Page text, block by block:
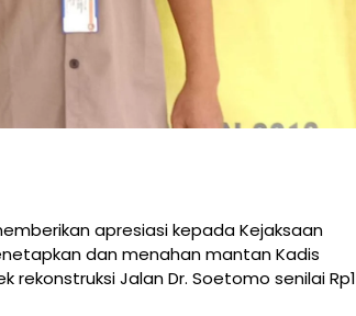
apresiasi kepada Kejaksaan
dan menahan mantan Kadis
rekonstruksi Jalan Dr. Soetomo senilai Rp1